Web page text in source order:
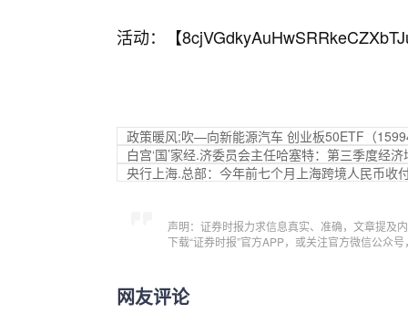
活动：【
政策暖风;吹—向新能源汽车 创业板50ETF（
白宫‘国’家经.济委员会主任哈塞特：第三季度经
央行上海.总部：今年前七个月上海跨境人民币收
声明：证券时报力求信息真实、准确，文章提及
下载“证券时报”官方APP，或关注官方微信公众
网友评论